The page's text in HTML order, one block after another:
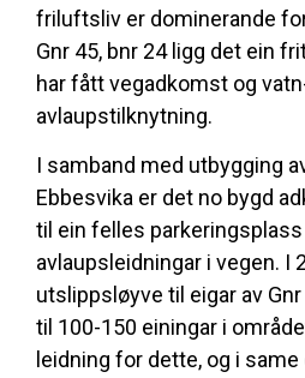
friluftsliv er dominerande
Gnr 45, bnr 24 ligg det ein
har fått vegadkomst og
avlaupstilknytning.
I samband med utbygging
Ebbesvika er det no bygd
til ein felles
avlaupsleidningar i vegen. I
utslippsløyve til eigar av
til 100-150 einingar i
leidning for dette, og i